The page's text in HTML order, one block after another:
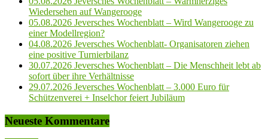
Wiedersehen auf Wangerooge
05.08.2026 Jeversches Wochenblatt – Wird Wangerooge zu
einer Modellregion?
04.08.2026 Jeversches Wochenblatt- Organisatoren ziehen
eine positive Turnierbilanz
30.07.2026 Jeversches Wochenblatt – Die Menschheit lebt ab
sofort über ihre Verhältnisse
29.07.2026 Jeversches Wochenblatt – 3.000 Euro für
Schützenverei + Inselchor feiert Jubiläum
Neueste Kommentare